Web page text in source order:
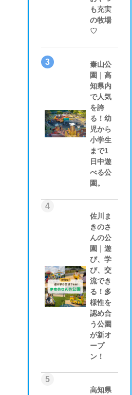
も充実
の牧場
♡
3
秦山公
園｜高
知県内
で人気
を誇
る！幼
児から
小学生
まで1
日中遊
べる公
園。
4
佐川ま
きのさ
んの公
園｜遊
び、学
び、交
流でき
る！多
様性を
認め合
う公園
が新オ
ープ
ン！
5
高知県